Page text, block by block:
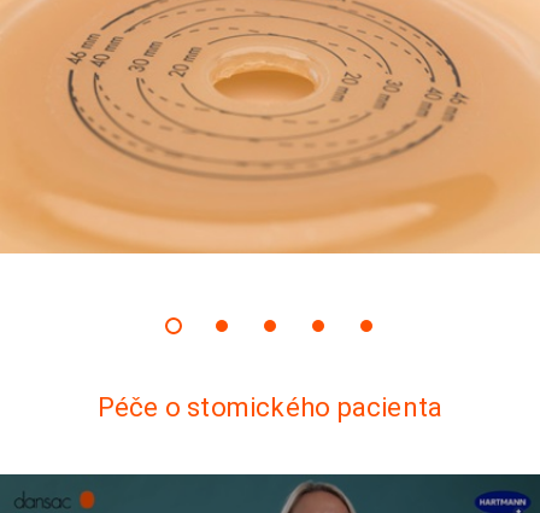
Péče o stomického pacienta